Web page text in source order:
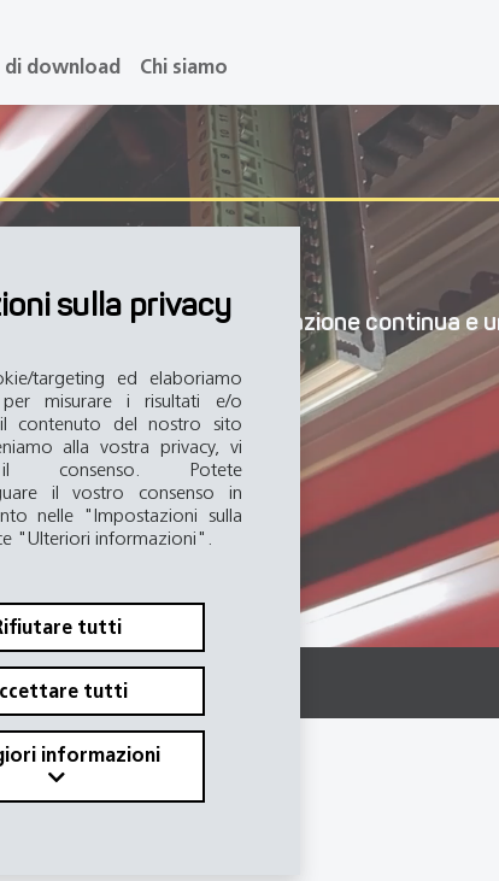
sulla privacy
targeting ed elaboriamo
misurare i risultati e/o
il contenuto del nostro sito
alla vostra privacy, vi
consenso. Potete
il vostro consenso in
nelle "Impostazioni sulla
"Ulteriori informazioni".
tutti
tutti
download Chi siamo
opportunità di formazione continua e